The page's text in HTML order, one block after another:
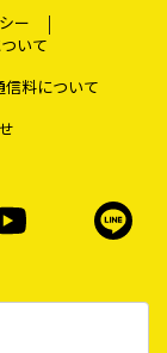
ー
いて
信料について